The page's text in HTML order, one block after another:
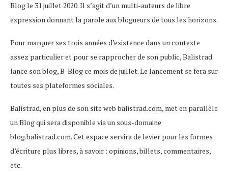
Blog le 31 juillet 2020. Il s’agit d’un multi-auteurs de libre
expression donnant la parole aux blogueurs de tous les horizons.
Pour marquer ses trois années d’existence dans un contexte
assez particulier et pour se rapprocher de son public, Balistrad
lance son blog, B-Blog ce mois de juillet. Le lancement se fera sur
toutes ses plateformes sociales.
Balistrad, en plus de son site web balistrad.com, met en parallèle
un Blog qui sera disponible via un sous-domaine
blog.balistrad.com. Cet espace servira de levier pour les formes
d’écriture plus libres, à savoir : opinions, billets, commentaires,
etc.